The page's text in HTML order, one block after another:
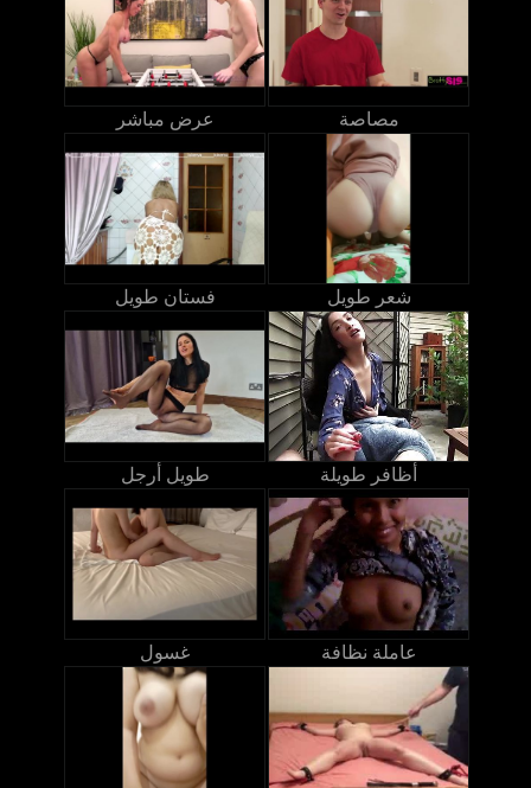
عرض مباشر مصاصة
فستان طويل شعر طويل
طويل أرجل أظافر طويلة
غسول عاملة نظافة